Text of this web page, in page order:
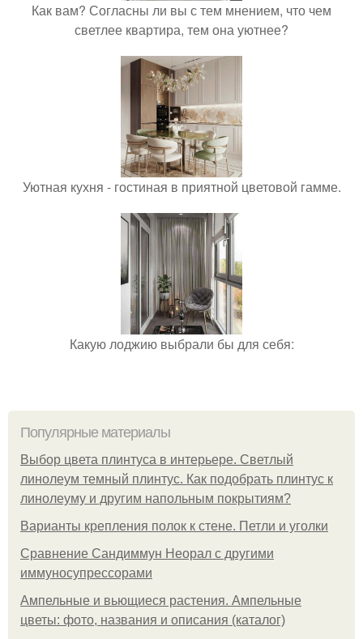
Как вам? Согласны ли вы с тем мнением, что чем
светлее квартира, тем она уютнее?
Уютная кухня - гостиная в приятной цветовой гамме.
Какую лоджию выбрали бы для себя:
Популярные материалы
Выбор цвета плинтуса в интерьере. Светлый
линолеум темный плинтус. Как подобрать плинтус к
линолеуму и другим напольным покрытиям?
Варианты крепления полок к стене. Петли и уголки
Сравнение Сандиммун Неорал с другими
иммуносупрессорами
Ампельные и вьющиеся растения. Ампельные
цветы: фото, названия и описания (каталог)